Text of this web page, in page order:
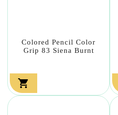
Colored Pencil Color
Grip 83 Siena Burnt
